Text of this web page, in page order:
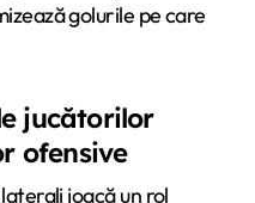
golurile pe care
jucătorilor
ofensive
joacă un rol